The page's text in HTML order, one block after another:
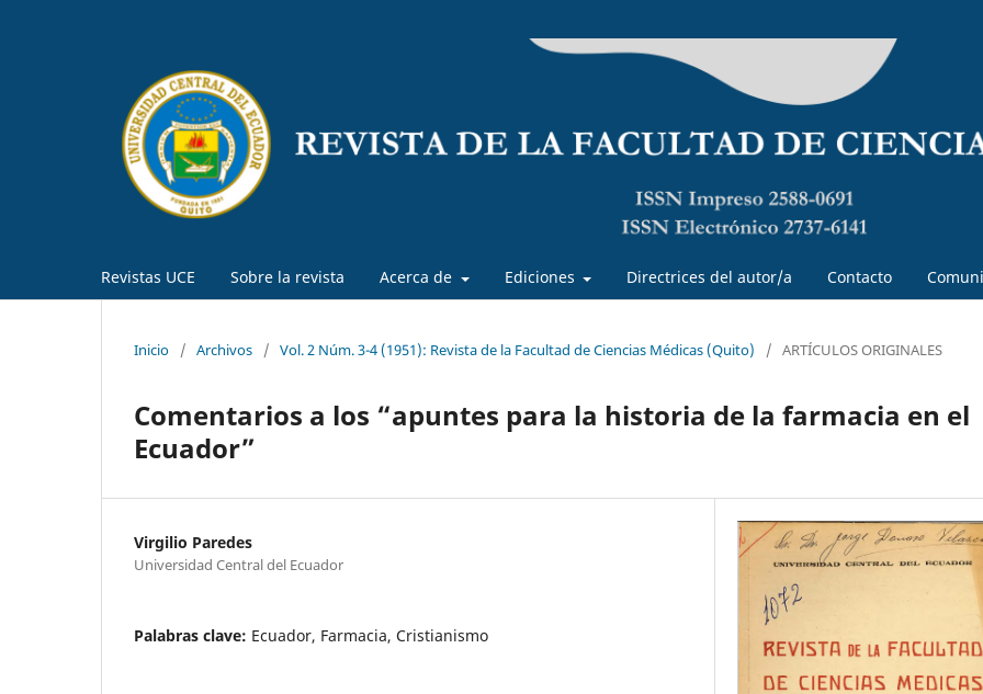
Revistas UCE Sobre la revista Acerca de Ediciones Directrices del autor/a Contacto
Inicio / Archivos / Vol. 2 Núm. 3-4 (1951): Revista de la Facultad de Ciencias Médicas (Quito) / ARTÍCULOS ORIGINALES
Comentarios a los “apuntes para la historia de la farmacia en el
Ecuador”
Virgilio Paredes
Universidad Central del Ecuador
Palabras clave: Ecuador, Farmacia, Cristianismo